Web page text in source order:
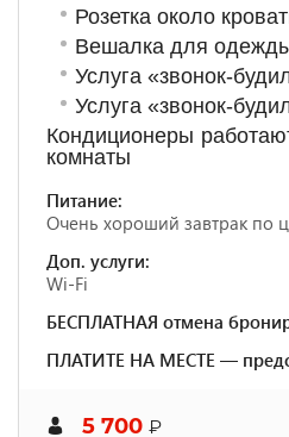
Розетка около
Вешалка для
Услуга «звонок-
Услуга «звонок-
Кондиционеры
комнаты
Питание:
Очень хороший завтрак по
Доп. услуги:
Wi-Fi
БЕСПЛАТНАЯ отмена
ПЛАТИТЕ НА МЕСТЕ —
5 700 ₽